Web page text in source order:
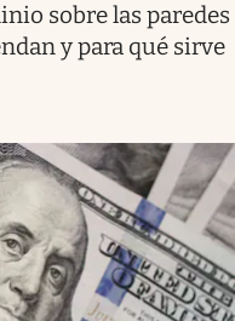
sobre las paredes
y para qué sirve